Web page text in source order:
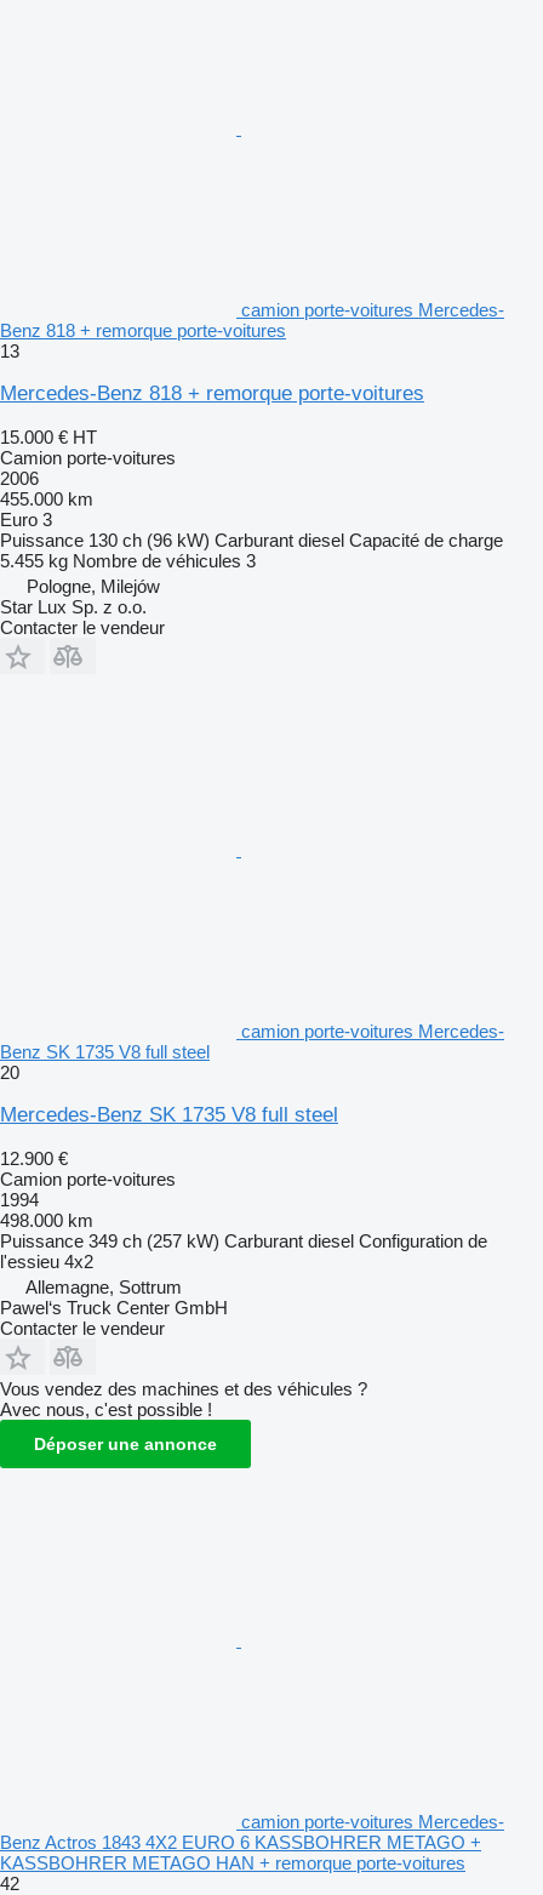
camion porte-voitures Mercedes-
Benz 818 + remorque porte-voitures
13
Mercedes-Benz 818 + remorque porte-voitures
15.000 € HT
Camion porte-voitures
2006
455.000 km
Euro 3
Puissance 130 ch (96 kW) Carburant diesel Capacité de charge
5.455 kg Nombre de véhicules 3
Pologne, Milejów
Star Lux Sp. z o.o.
Contacter le vendeur
camion porte-voitures Mercedes-
Benz SK 1735 V8 full steel
20
Mercedes-Benz SK 1735 V8 full steel
12.900 €
Camion porte-voitures
1994
498.000 km
Puissance 349 ch (257 kW) Carburant diesel Configuration de
l'essieu 4x2
Allemagne, Sottrum
Pawel‘s Truck Center GmbH
Contacter le vendeur
Vous vendez des machines et des véhicules ?
Avec nous, c'est possible !
Déposer une annonce
camion porte-voitures Mercedes-
Benz Actros 1843 4X2 EURO 6 KASSBOHRER METAGO +
KASSBOHRER METAGO HAN + remorque porte-voitures
42